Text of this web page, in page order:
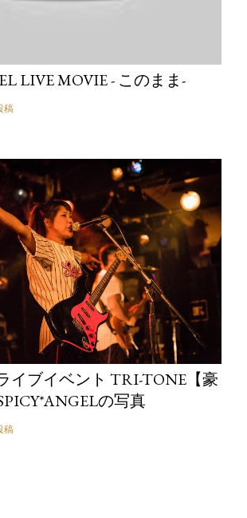
LIVE MOVIE - このまま-
稿
イブイベント TRI-TONE【豪
の写真
稿